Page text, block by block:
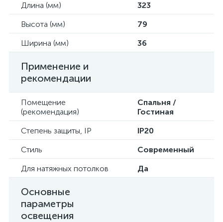
Длина (мм)
323
Высота (мм)
79
Ширина (мм)
36
Применение и
рекомендации
Помещение
(рекомендация)
Спальня /
Гостиная
Степень защиты, IP
IP20
Стиль
Современный
Для натяжных потолков
Да
Основные
параметры
освещения